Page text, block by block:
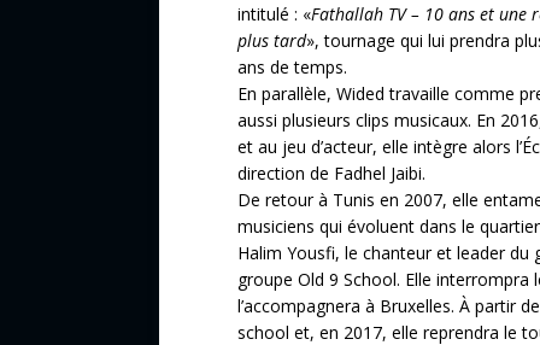
intitulé : «Fathallah TV – 10 ans et une
plus tard», tournage qui lui prendra
ans de temps.
En parallèle, Wided travaille comme
aussi plusieurs clips musicaux. En
et au jeu d’acteur, elle intègre alors
direction de Fadhel Jaibi.
De retour à Tunis en 2007, elle
musiciens qui évoluent dans le
Halim Yousfi, le chanteur et leader du
groupe Old 9 School. Elle
l’accompagnera à Bruxelles. À partir
school et, en 2017, elle reprendra le